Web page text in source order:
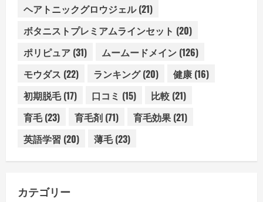
ヘアトニックグロウジェル(21)
ボタニストプレミアムラインセット (20)
ポリピュア (31) ムームードメイン (126)
モウダス (22) ランキング(20) 健康 (16)
初期脱毛(17) 口コミ (15) 比較 (21)
育毛(23) 育毛剤 (71) 育毛効果 (21)
英語学習 (20) 薄毛(23)
カテゴリー